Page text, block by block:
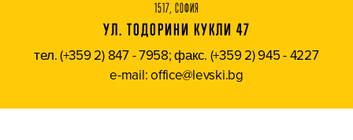
1517, СОФИЯ
УЛ. ТОДОРИНИ КУКЛИ 47
тел. (+359 2) 847 - 7958; факс. (+359 2) 945 - 4227
e-mail: office@levski.bg